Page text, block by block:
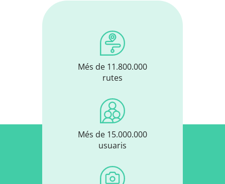
Més de 11.800.000
rutes
Més de 15.000.000
usuaris